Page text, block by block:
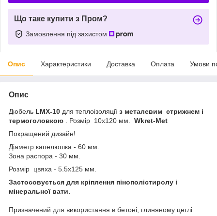
Що таке купити з Пром?
Замовлення під захистом
Опис Характеристики Доставка Оплата Умови
Опис
Дюбель LMX-10 для теплоізоляції з металевим стрижнем і
термоголовкою
. Розмір 10х120 мм. Wkret-Met
Покращений дизайн!
Діаметр капелюшка - 60 мм.
Зона распора - 30 мм.
Розмір цвяха - 5.5х125 мм.
Застосовується для кріплення пінополістиролу і
мінеральної вати.
Призначений для використання в бетоні, глиняному цеглі